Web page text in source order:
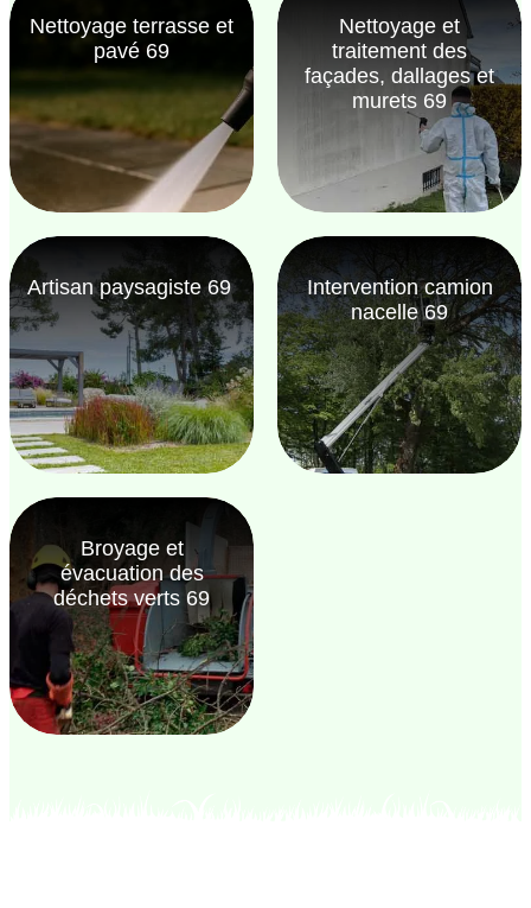
Nettoyage terrasse et
pavé 69
Nettoyage et
traitement des
façades, dallages et
murets 69
Artisan paysagiste 69
Intervention camion
nacelle 69
Broyage et
évacuation des
déchets verts 69